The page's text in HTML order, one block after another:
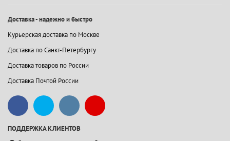
Доставка - надежно и быстро
Курьерская доставка по Москве
Доставка по Санкт-Петербургу
Доставка товаров по России
Доставка Почтой России
ПОДДЕРЖКА КЛИЕНТОВ